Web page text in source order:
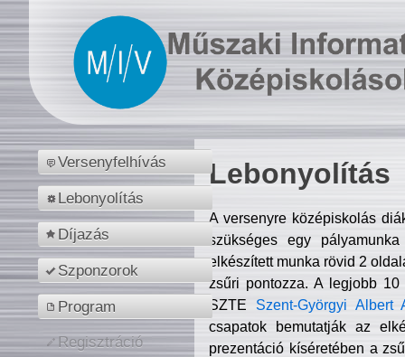
Versenyfelhívás
Lebonyolítás
Díjazás
Szponzorok
Program
Regisztráció
Lebonyolítás
A versenyre középiskolás
szükséges egy
elkészített munka rövid 2
zsűri pontozza. A legjobb
SZTE Szent-Györgyi Albert
csapatok bemutatják az
prezentáció kíséretében a